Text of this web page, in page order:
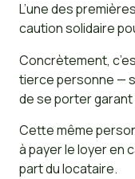
L’une des
caution solidaire
Concrètement,
tierce personne —
de se porter
Cette même
à payer le loyer en
part du locataire.